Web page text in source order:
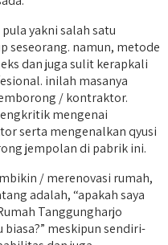
yakni salah satu
seseorang. namun, metode
dan juga sulit kerapkali
inilah masanya
/ kontraktor.
mengenai
serta mengenalkan qyusi
jempolan di pabrik ini.
/ merenovasi rumah,
adalah, “apakah saya
Tanggungharjo
meskipun sendiri-